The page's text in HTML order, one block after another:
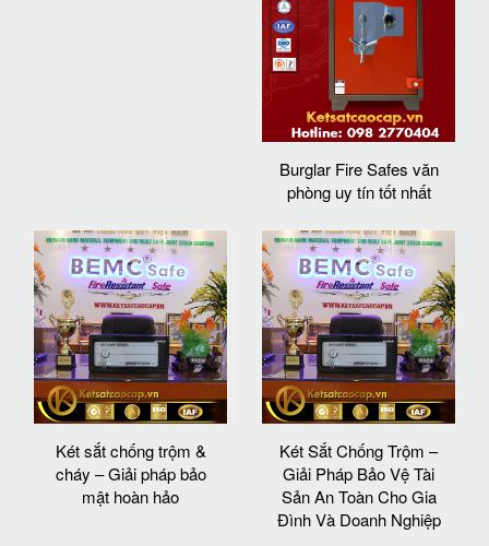
Burglar Fire Safes văn
phòng uy tín tốt nhất
Két sắt chống trộm &
cháy – Giải pháp bảo
mật hoàn hảo
Két Sắt Chống Trộm –
Giải Pháp Bảo Vệ Tài
Sản An Toàn Cho Gia
Đình Và Doanh Nghiệp